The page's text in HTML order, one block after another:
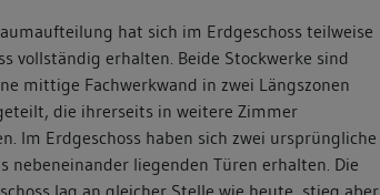
Hauses zum schmalen Erschließungsgang
gebildet, seitlich schließen sich Bretterwände
Eingangstreppe). Der Anbau weist zwei
auf sowie jeweils zwei Fenster im
Der Erschließungsgang endet an einem mit
errichteten Bauteil in der Flucht des
Die westliche Giebelwand überragt das
hat sich im Erdgeschoss teilweise
vollständig erhalten. Beide Stockwerke sind
mittige Fachwerkwand in zwei Längszonen
die ihrerseits in weitere Zimmer
Im Erdgeschoss haben sich zwei ursprüngliche
nebeneinander liegenden Türen erhalten. Die